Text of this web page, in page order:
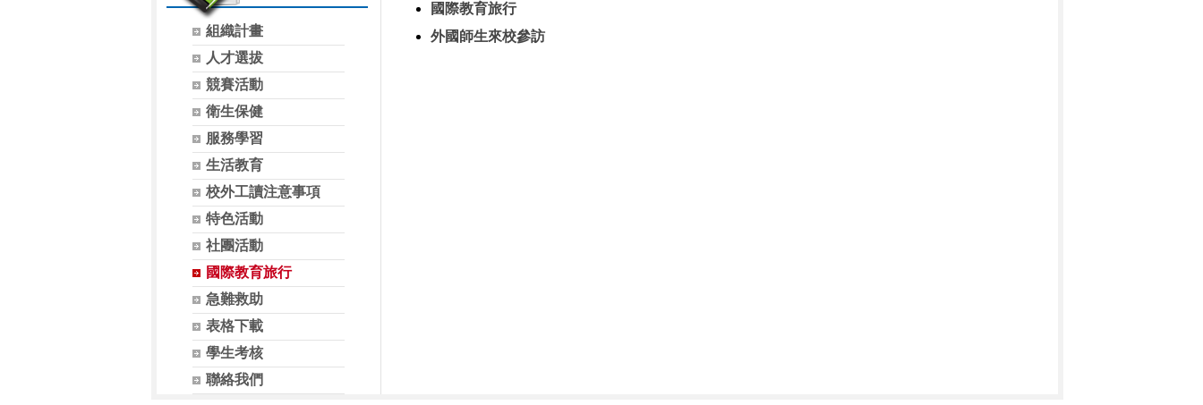
組織計畫
人才選拔
競賽活動
衛生保健
服務學習
生活教育
校外工讀注意事項
特色活動
社團活動
國際教育旅行
急難救助
表格下載
學生考核
聯絡我們
國際教育旅行
外國師生來校參訪